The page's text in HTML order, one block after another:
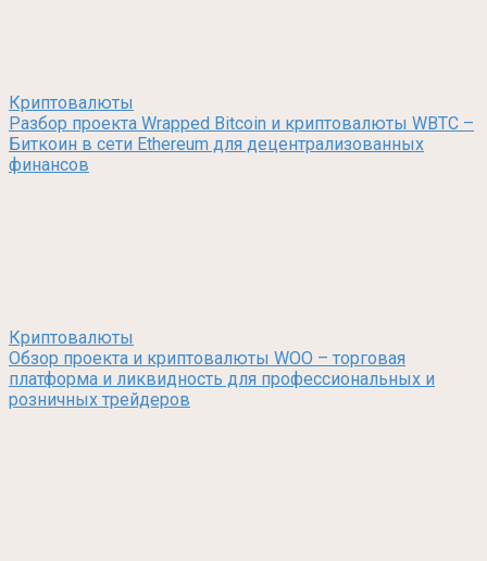
Криптовалюты
Разбор проекта Wrapped Bitcoin и криптовалюты WBTC –
Биткоин в сети Ethereum для децентрализованных
финансов
Криптовалюты
Обзор проекта и криптовалюты WOO – торговая
платформа и ликвидность для профессиональных и
розничных трейдеров